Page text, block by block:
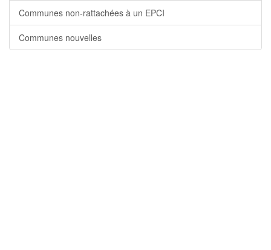
Communes non-rattachées à un EPCI
Communes nouvelles